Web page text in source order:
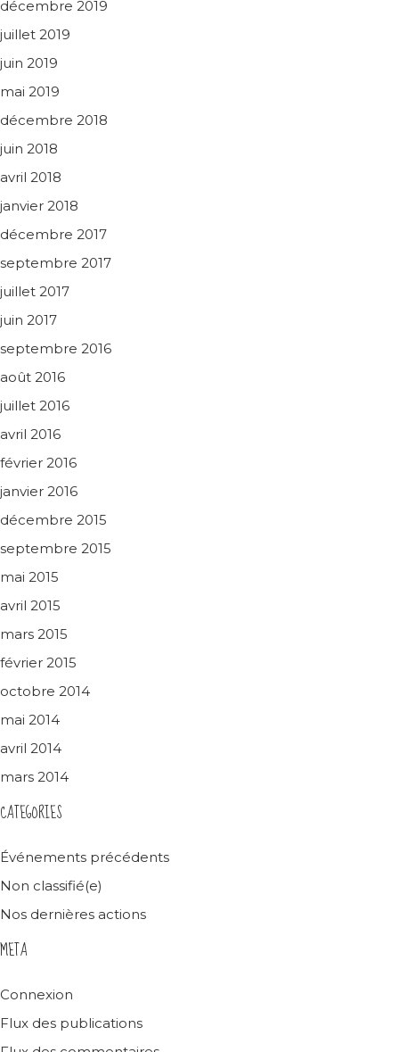
décembre 2019
juillet 2019
juin 2019
mai 2019
décembre 2018
juin 2018
avril 2018
janvier 2018
décembre 2017
septembre 2017
juillet 2017
juin 2017
septembre 2016
août 2016
juillet 2016
avril 2016
février 2016
janvier 2016
décembre 2015
septembre 2015
mai 2015
avril 2015
mars 2015
février 2015
octobre 2014
mai 2014
avril 2014
mars 2014
CATEGORIES
Événements précédents
Non classifié(e)
Nos dernières actions
META
Connexion
Flux des publications